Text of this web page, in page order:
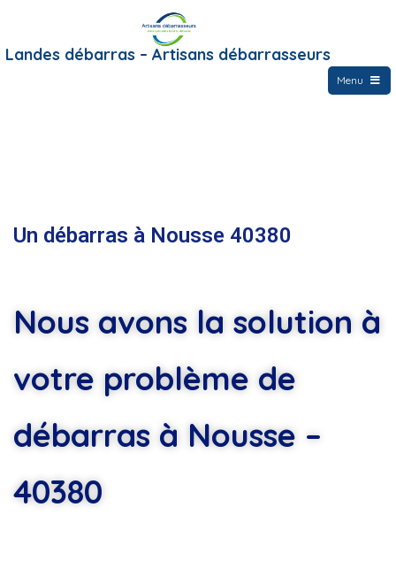
Landes débarras – Artisans débarrasseurs
Menu
Un débarras à Nousse 40380
Nous avons la solution à
votre problème de
débarras à Nousse –
40380